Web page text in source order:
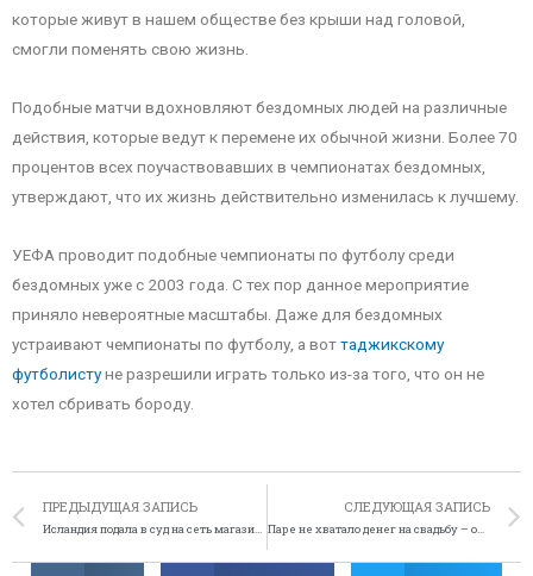
которые живут в нашем обществе без крыши над головой,
смогли поменять свою жизнь.
Подобные матчи вдохновляют бездомных людей на различные
действия, которые ведут к перемене их обычной жизни. Более 70
процентов всех поучаствовавших в чемпионатах бездомных,
утверждают, что их жизнь действительно изменилась к лучшему.
УЕФА проводит подобные чемпионаты по футболу среди
бездомных уже с 2003 года. С тех пор данное мероприятие
приняло невероятные масштабы. Даже для бездомных
устраивают чемпионаты по футболу, а воттаджикскому
футболистуне разрешили играть только из-за того, что он не
хотел сбривать бороду.
ПРЕДЫДУЩАЯ ЗАПИСЬ
Исландия подала в суд на сеть магазинов Iceland
СЛЕДУЮЩАЯ ЗАПИСЬ
Паре не хватало денег на свадьбу – они украли медные провода